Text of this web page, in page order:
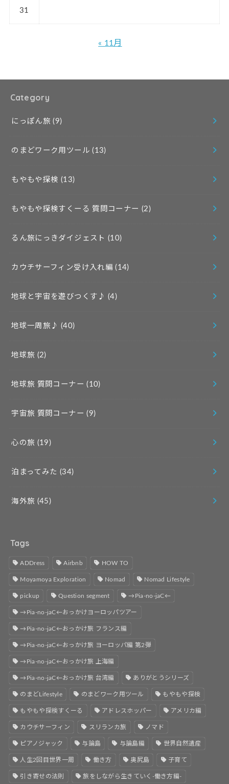
31
« 11月
Category
にっぽん旅(9)
のまどワーク用ツール(13)
もやもや探検 (13)
もやもや探検すくーる 質問コーナー (2)
るん旅にっきダイジェスト (10)
カウチサーフィン受け入れ編(14)
地球と宇宙を遊びつくす♪ (4)
地球一周旅♪ (40)
地球旅 (2)
地球旅 質問コーナー(10)
宇宙旅 質問コーナー(9)
心の旅 (19)
泊まってみた (34)
海外旅 (45)
Tags
ADDress Airbnb HOW TO
Moyamoya Exploration Nomad Nomad Lifestyle
pickup Question segment →Pia-no-jaC←
→Pia-no-jaC←おっかけヨーロッパツアー
→Pia-no-jaC←おっかけ旅 フランス編
→Pia-no-jaC←おっかけ旅 ヨーロッパ編 第2弾
→Pia-no-jaC←おっかけ旅 上海編
→Pia-no-jaC←おっかけ旅 台湾編 ありがとうシリーズ
のまどLifestyle のまどワーク用ツール もやもや探検
もやもや探検すくーる アドレスホッパー アメリカ編
カウチサーフィン スリランカ旅 ノマド
ピアノジャック 与論島 与論島編 世界自然遺産
人生2回目世界一周 働き方 奥尻島 子育て
引き寄せの法則 旅をしながら生きていく-働き方編-